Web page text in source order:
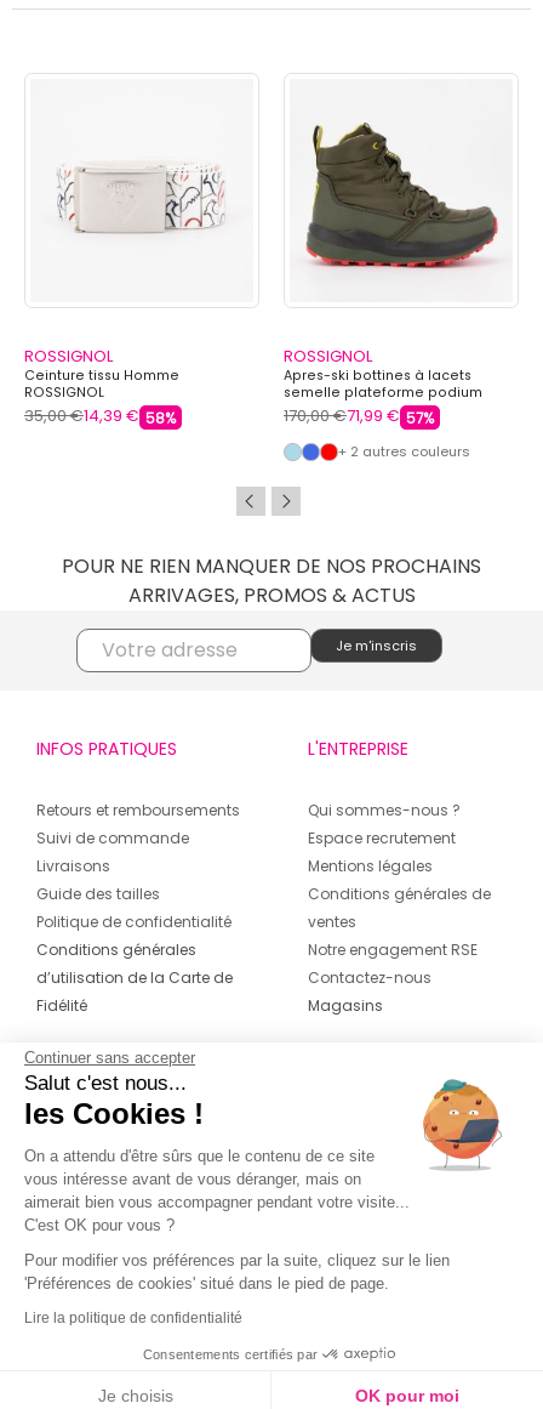
ROSSIGNOL
Ceinture tissu Homme
ROSSIGNOL
35,00 €14,39 € 58%
ROSSIGNOL
Apres-ski bottines à lacets
semelle plateforme podium
Mixte ROSSIGNOL
170,00 €71,99 € 57%
+ 2 autres couleurs
POUR NE RIEN MANQUER DE NOS PROCHAINS
ARRIVAGES, PROMOS & ACTUS
INFOS PRATIQUES
Retours et remboursements
Suivi de commande
Livraisons
Guide des tailles
Politique de confidentialité
Conditions générales
d’utilisation de la Carte de
Fidélité
L'ENTREPRISE
Qui sommes-nous ?
Espace recrutement
Mentions légales
Conditions générales de
ventes
Notre engagement RSE
Contactez-nous
Magasins
CONTACT
04 42 20 78 42
Du lundi au jeudi de 8h30 à 16h30 & le
vendredi de 8h30 à 15h30
Continuer sans accepter
Salut c'est nous...
les Cookies !
On a attendu d'être sûrs que le contenu de ce site
vous intéresse avant de vous déranger, mais on
aimerait bien vous accompagner pendant votre visite...
C'est OK pour vous ?
Pour modifier vos préférences par la suite, cliquez sur le lien
'Préférences de cookies' situé dans le pied de page.
Lire la politique de confidentialité
Consentements certifiés par
Je choisis OK pour moi